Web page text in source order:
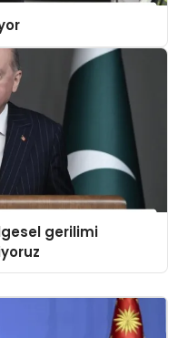
gerilimi